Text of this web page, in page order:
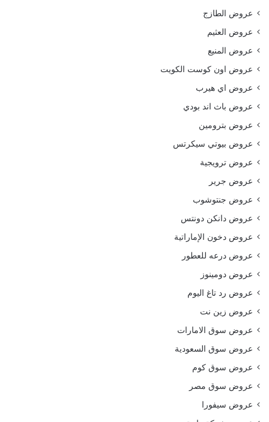
عروض الطازج
عروض العثيم
عروض المنيع
عروض اون كوست الكويت
عروض اي هيرب
عروض باث اند بودي
عروض بترومين
عروض بيوتي سيكرتس
عروض ترويجية
عروض جرير
عروض جنتوشوب
عروض دانكن دونتس
عروض دخون الإماراتية
عروض درعه للعطور
عروض دومينوز
عروض رد تاغ اليوم
عروض زين نت
عروض سوق الامارات
عروض سوق السعودية
عروض سوق كوم
عروض سوق مصر
عروض سيفورا